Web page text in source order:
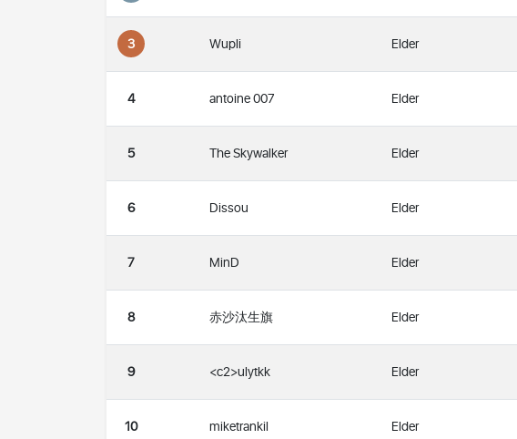
3 Wupli Elder
4 antoine 007 Elder
5 The Skywalker Elder
6 Dissou Elder
7 MinD Elder
8 赤沙汰生旗 Elder
9 <c2>ulytkk Elder
10 miketrankil Elder